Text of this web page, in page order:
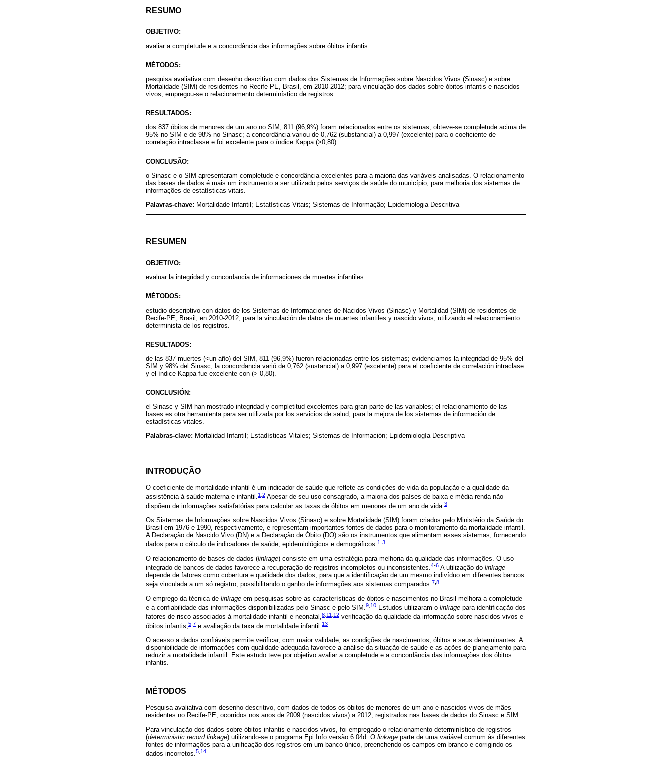
RESUMO
OBJETIVO:
avaliar a completude e a concordância das informações sobre óbitos infantis.
MÉTODOS:
pesquisa avaliativa com desenho descritivo com dados dos Sistemas de Informações sobre Nascidos Vivos (Sinasc) e sobre
Mortalidade (SIM) de residentes no Recife-PE, Brasil, em 2010-2012; para vinculação dos dados sobre óbitos infantis e nascidos
vivos, empregou-se o relacionamento determinístico de registros.
RESULTADOS:
dos 837 óbitos de menores de um ano no SIM, 811 (96,9%) foram relacionados entre os sistemas; obteve-se completude acima de
95% no SIM e de 98% no Sinasc; a concordância variou de 0,762 (substancial) a 0,997 (excelente) para o coeficiente de
correlação intraclasse e foi excelente para o índice Kappa (>0,80).
CONCLUSÃO:
o Sinasc e o SIM apresentaram completude e concordância excelentes para a maioria das variáveis analisadas. O relacionamento
das bases de dados é mais um instrumento a ser utilizado pelos serviços de saúde do município, para melhoria dos sistemas de
informações de estatísticas vitais.
Palavras-chave: Mortalidade Infantil; Estatísticas Vitais; Sistemas de Informação; Epidemiologia Descritiva
RESUMEN
OBJETIVO:
evaluar la integridad y concordancia de informaciones de muertes infantiles.
MÉTODOS:
estudio descriptivo con datos de los Sistemas de Informaciones de Nacidos Vivos (Sinasc) y Mortalidad (SIM) de residentes de
Recife-PE, Brasil, en 2010-2012; para la vinculación de datos de muertes infantiles y nascido vivos, utilizando el relacionamiento
determinista de los registros.
RESULTADOS:
de las 837 muertes (<un año) del SIM, 811 (96,9%) fueron relacionadas entre los sistemas; evidenciamos la integridad de 95% del
SIM y 98% del Sinasc; la concordancia varió de 0,762 (sustancial) a 0,997 (excelente) para el coeficiente de correlación intraclase
y el índice Kappa fue excelente con (> 0,80).
CONCLUSIÓN:
el Sinasc y SIM han mostrado integridad y completitud excelentes para gran parte de las variables; el relacionamiento de las
bases es otra herramienta para ser utilizada por los servicios de salud, para la mejora de los sistemas de información de
estadísticas vitales.
Palabras-clave: Mortalidad Infantil; Estadísticas Vitales; Sistemas de Información; Epidemiología Descriptiva
INTRODUÇÃO
O coeficiente de mortalidade infantil é um indicador de saúde que reflete as condições de vida da população e a qualidade da
assistência à saúde materna e infantil.1 2 Apesar de seu uso consagrado, a maioria dos países de baixa e média renda não
dispõem de informações satisfatórias para calcular as taxas de óbitos em menores de um ano de vida.3
Os Sistemas de Informações sobre Nascidos Vivos (Sinasc) e sobre Mortalidade (SIM) foram criados pelo Ministério da Saúde do
Brasil em 1976 e 1990, respectivamente, e representam importantes fontes de dados para o monitoramento da mortalidade infantil.
A Declaração de Nascido Vivo (DN) e a Declaração de Óbito (DO) são os instrumentos que alimentam esses sistemas, fornecendo
dados para o cálculo de indicadores de saúde, epidemiológicos e demográficos.1-3
O relacionamento de bases de dados (linkage) consiste em uma estratégia para melhoria da qualidade das informações. O uso
integrado de bancos de dados favorece a recuperação de registros incompletos ou inconsistentes.4-6 A utilização do linkage
depende de fatores como cobertura e qualidade dos dados, para que a identificação de um mesmo indivíduo em diferentes bancos
seja vinculada a um só registro, possibilitando o ganho de informações aos sistemas comparados.7 8
O emprego da técnica de linkage em pesquisas sobre as características de óbitos e nascimentos no Brasil melhora a completude
e a confiabilidade das informações disponibilizadas pelo Sinasc e pelo SIM.9 10 Estudos utilizaram o linkage para identificação dos
fatores de risco associados à mortalidade infantil e neonatal,8 11 12 verificação da qualidade da informação sobre nascidos vivos e
óbitos infantis, 5 7 e avaliação da taxa de mortalidade infantil. 13
O acesso a dados confiáveis permite verificar, com maior validade, as condições de nascimentos, óbitos e seus determinantes. A
disponibilidade de informações com qualidade adequada favorece a análise da situação de saúde e as ações de planejamento para
reduzir a mortalidade infantil. Este estudo teve por objetivo avaliar a completude e a concordância das informações dos óbitos
infantis.
MÉTODOS
Pesquisa avaliativa com desenho descritivo, com dados de todos os óbitos de menores de um ano e nascidos vivos de mães
residentes no Recife-PE, ocorridos nos anos de 2009 (nascidos vivos) a 2012, registrados nas bases de dados do Sinasc e SIM.
Para vinculação dos dados sobre óbitos infantis e nascidos vivos, foi empregado o relacionamento determinístico de registros
(deterministic record linkage) utilizando-se o programa Epi Info versão 6.04d. O linkage parte de uma variável comum às diferentes
fontes de informações para a unificação dos registros em um banco único, preenchendo os campos em branco e corrigindo os
dados incorretos.5 14